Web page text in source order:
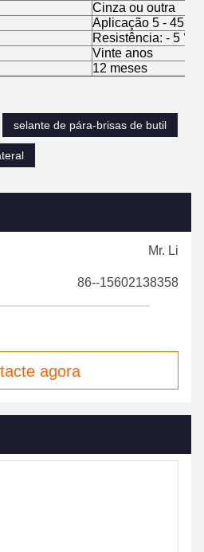
Cinza ou outra
Aplicação 5 - 45 °C
Resistência: - 5 °C
Vinte anos
12 meses
selante de pára-brisas de butil
Mr. Li
86--15602138358
agora